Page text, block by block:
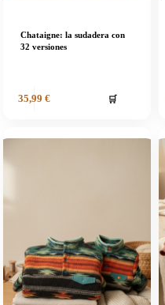
Chataigne: la sudadera con
32 versiones
35,99 € 🛒